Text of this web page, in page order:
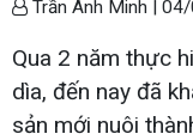
Trần Anh Minh | 04/
Qua 2 năm thực
dìa, đến nay đã
sản mới nuôi